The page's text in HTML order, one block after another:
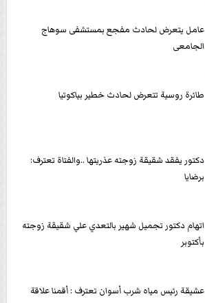
عامل يتعرض لحادث مفجع بمستشفى سوهاج
الجامعى
طائرة روسية تتعرض لحادث خطير بياكوتيا
دكتور يفقد شقيقة زوجته عذريتها ..والفتاة تعترف:
برضايا
اتهام دكتور تجميل شهير بالتعدي علي شقيقة زوجته
بأكتوبر
عشيقة رئيس مياه شرب أسوان تعترف : أقمنا علاقة